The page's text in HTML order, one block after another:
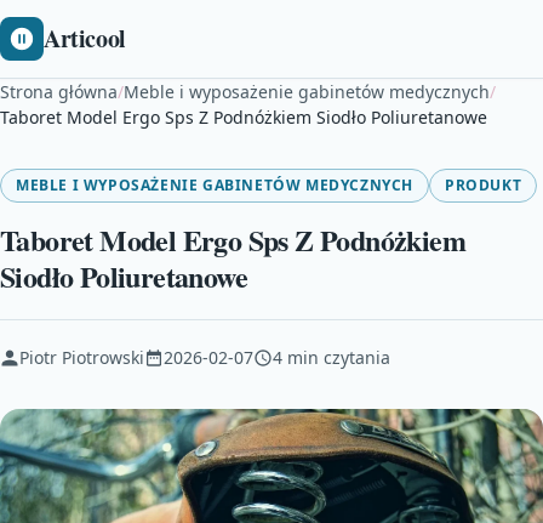
Articool
Strona główna/Meble i wyposażenie gabinetów medycznych/
Taboret Model Ergo Sps Z Podnóżkiem Siodło Poliuretanowe
MEBLE I WYPOSAŻENIE GABINETÓW MEDYCZNYCH PRODUKT
Taboret Model Ergo Sps Z Podnóżkiem
Siodło Poliuretanowe
Piotr Piotrowski 2026-02-07 4 min czytania